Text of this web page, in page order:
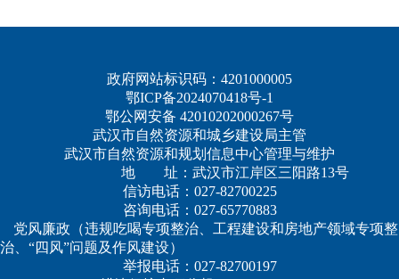
政府网站标识码：4201000005
鄂ICP备2024070418号-1
鄂公网安备 42010202000267号
武汉市自然资源和城乡建设局主管
武汉市自然资源和规划信息中心管理与维护
地 址：武汉市江岸区三阳路13号
信访电话：027-82700225
咨询电话：027-65770883
党风廉政（违规吃喝专项整治、工程建设和房地产领域专项整
治、“四风”问题及作风建设）
举报电话：027-82700197